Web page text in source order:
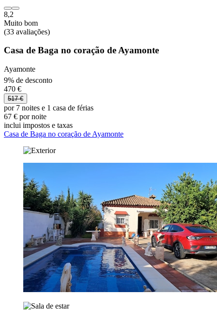
8,2
Muito bom
(33 avaliações)
Casa de Baga no coração de Ayamonte
Ayamonte
9% de desconto
470 €
517 €
por 7 noites e 1 casa de férias
67 € por noite
inclui impostos e taxas
Casa de Baga no coração de Ayamonte